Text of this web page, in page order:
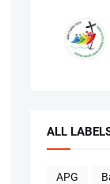
ALL
APG